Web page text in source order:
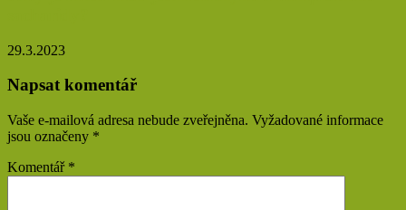
29.3.2023
Napsat komentář
Vaše e-mailová adresa nebude zveřejněna. Vyžadované informace
jsou označeny *
Komentář *